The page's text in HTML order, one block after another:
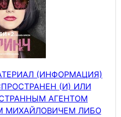
(ИНФОРМАЦИЯ)
(И) ИЛИ
АГЕНТОМ
МИХАЙЛОВИЧЕМ ЛИБО